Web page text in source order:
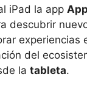
iPad la app
descubrir
experiencias
del
la tableta.